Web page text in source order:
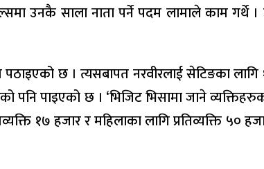
उनकै साला नाता पर्ने पदम लामाले काम
छ । त्यसबापत नरवीरलाई सेटिङका
पनि पाइएको छ । ‘भिजिट भिसामा जाने
१७ हजार र महिलाका लागि प्रतिव्यक्ति ५०